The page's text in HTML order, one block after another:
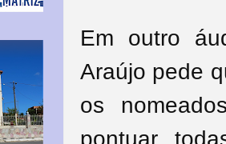
Em outro
Araújo pede
os